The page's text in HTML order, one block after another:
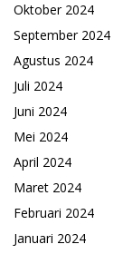
Oktober 2024
September 2024
Agustus 2024
Juli 2024
Juni 2024
Mei 2024
April 2024
Maret 2024
Februari 2024
Januari 2024